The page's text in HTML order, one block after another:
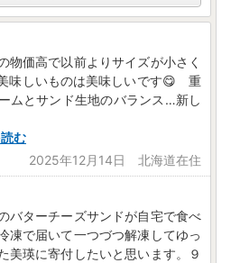
物価高で以前よりサイズが小さく
味しいものは美味しいです😋 重
ムとサンド生地のバランス…新し
む
2025年12月14日 北海道在住
バターチーズサンドが自宅で食べ
凍で届いて一つづつ解凍してゆっ
美瑛に寄付したいと思います。９